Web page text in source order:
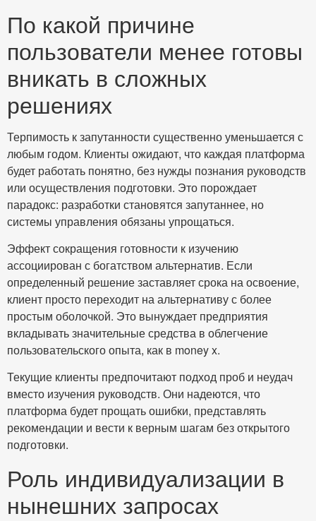
По какой причине
пользователи менее готовы
вникать в сложных
решениях
Терпимость к запутанности существенно уменьшается с
любым годом. Клиенты ожидают, что каждая платформа
будет работать понятно, без нужды познания руководств
или осуществления подготовки. Это порождает
парадокс: разработки становятся запутаннее, но
системы управления обязаны упрощаться.
Эффект сокращения готовности к изучению
ассоциирован с богатством альтернатив. Если
определенный решение заставляет срока на освоение,
клиент просто переходит на альтернативу с более
простым оболочкой. Это вынуждает предприятия
вкладывать значительные средства в облегчение
пользовательского опыта, как в money x.
Текущие клиенты предпочитают подход проб и неудач
вместо изучения руководств. Они надеются, что
платформа будет прощать ошибки, представлять
рекомендации и вести к верным шагам без открытого
подготовки.
Роль индивидуализации в
нынешних запросах